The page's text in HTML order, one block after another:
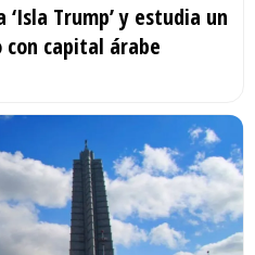
Trump’ y estudia un
capital árabe